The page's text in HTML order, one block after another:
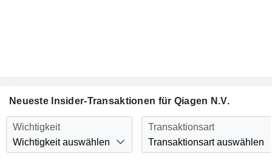
Neueste Insider-Transaktionen für Qiagen N.V.
Wichtigkeit
Wichtigkeit auswählen
Transaktionsart
Transaktionsart auswählen